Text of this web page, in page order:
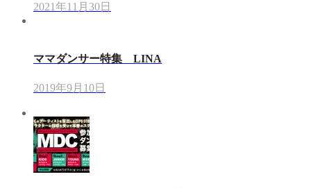
2021年11月30日
ママダンサー特集 LINA
2019年9月10日